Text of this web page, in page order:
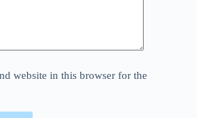
website in this browser for the